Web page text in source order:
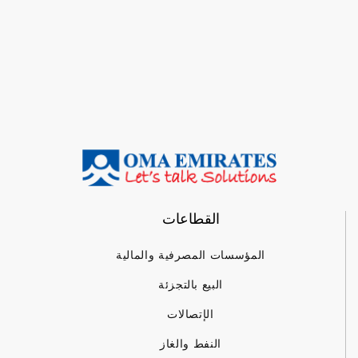
القطاعات
المؤسسات المصرفية والمالية
البيع بالتجزئة
الإتصالات
النفط والغاز